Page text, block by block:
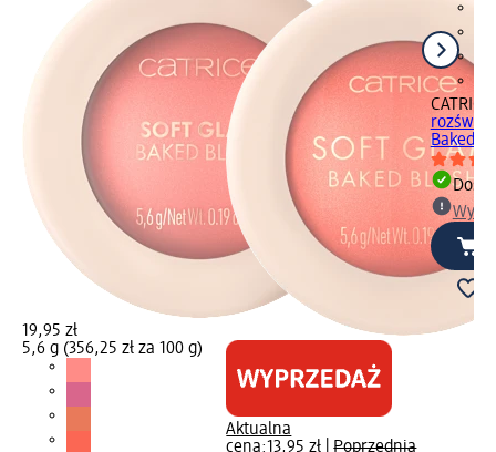
19,95 zł
5,6 g (356,25 zł za 100 g)
Aktualna
cena:13,95 zł |Poprzednia
CATRICE